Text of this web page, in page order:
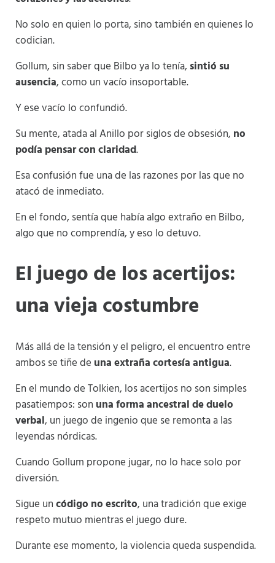
No solo en quien lo porta, sino también en quienes lo
codician.
Gollum, sin saber que Bilbo ya lo tenía, sintió su
ausencia, como un vacío insoportable.
Y ese vacío lo confundió.
Su mente, atada al Anillo por siglos de obsesión, no
podía pensar con claridad.
Esa confusión fue una de las razones por las que no
atacó de inmediato.
En el fondo, sentía que había algo extraño en Bilbo,
algo que no comprendía, y eso lo detuvo.
El juego de los acertijos:
una vieja costumbre
Más allá de la tensión y el peligro, el encuentro entre
ambos se tiñe de una extraña cortesía antigua.
En el mundo de Tolkien, los acertijos no son simples
pasatiempos: son una forma ancestral de duelo
verbal, un juego de ingenio que se remonta a las
leyendas nórdicas.
Cuando Gollum propone jugar, no lo hace solo por
diversión.
Sigue uncódigo no escrito, una tradición que exige
respeto mutuo mientras el juego dure.
Durante ese momento, la violencia queda suspendida.